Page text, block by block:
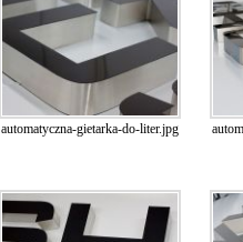
automatyczna-gietarka-do-liter.jpg